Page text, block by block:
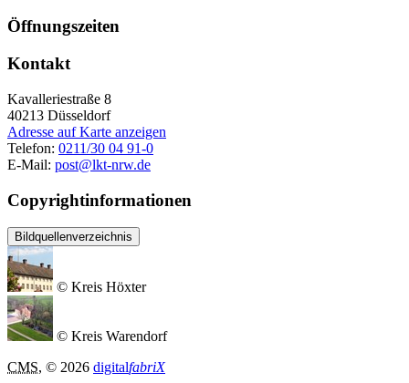
Öffnungszeiten
Kontakt
Kavalleriestraße 8
40213 Düsseldorf
Adresse auf Karte anzeigen
Telefon: 0211/30 04 91-0
E-Mail: post@lkt-nrw.de
Copyrightinformationen
Bildquellenverzeichnis
© Kreis Höxter
© Kreis Warendorf
CMS, © 2026 digitalfabriX